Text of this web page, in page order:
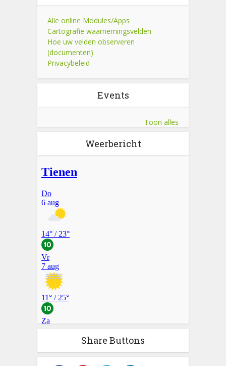
Alle online Modules/Apps
Cartografie waarnemingsvelden
Hoe uw velden observeren
(documenten)
Privacybeleid
Events
Toon alles
Weerbericht
Share Buttons